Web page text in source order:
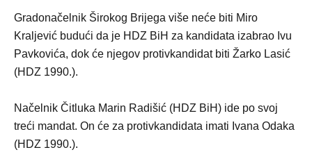
Gradonačelnik Širokog Brijega više neće biti Miro
Kraljević budući da je HDZ BiH za kandidata izabrao Ivu
Pavkovića, dok će njegov protivkandidat biti Žarko Lasić
(HDZ 1990.).
Načelnik Čitluka Marin Radišić (HDZ BiH) ide po svoj
treći mandat. On će za protivkandidata imati Ivana Odaka
(HDZ 1990.).